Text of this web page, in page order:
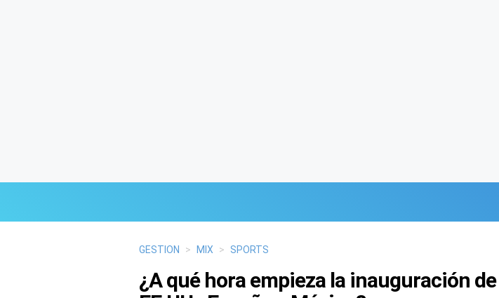
GESTION > MIX > SPORTS
¿A qué hora empieza la inauguración